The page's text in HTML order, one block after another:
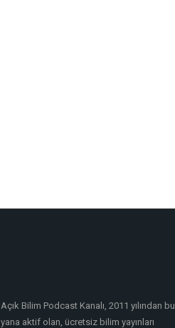
Açık Bilim Podcast Kanalı, 2011 yılından bu
yana aktif olan, ücretsiz bilim yayınları